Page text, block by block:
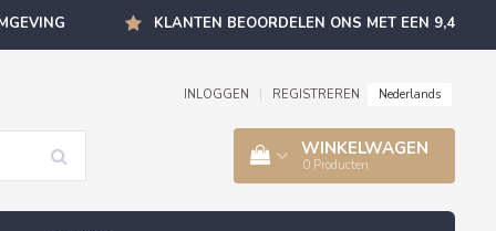
KLANTEN BEOORDELEN ONS MET EEN 9,4
INLOGGEN REGISTREREN Nederlands
WINKELWAGEN
0 Producten